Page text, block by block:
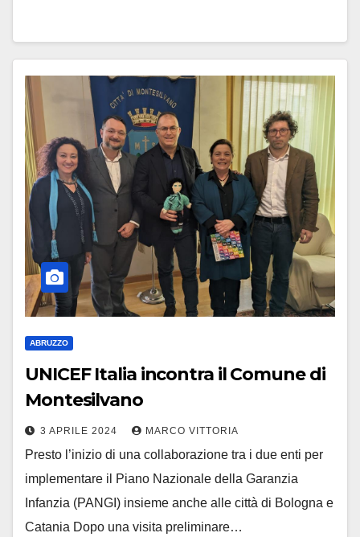
ABRUZZO
UNICEF Italia incontra il Comune di
Montesilvano
3 APRILE 2024 MARCO VITTORIA
Presto l’inizio di una collaborazione tra i due enti per
implementare il Piano Nazionale della Garanzia
Infanzia (PANGI) insieme anche alle città di Bologna e
Catania Dopo una visita preliminare…